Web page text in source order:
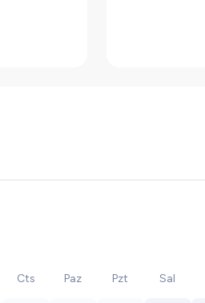
Cts Paz Pzt Sal